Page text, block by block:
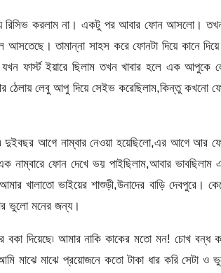
ভয়ে রিসিভ করলাম না। একটু পর আবার ফোন আসলো।
তামান্না সাহস করে ফোনটা দিয়ে কানে
ফার্স্ট ইয়ারে ছিলাম তখন খাবার হলে এক আপুকে
ঠেলায় লেবু আপু দিয়ে সেইভ করেছিলাম,কিন্তু কখনো
দুইবছর আগে নাম্বার নেওয়া হয়েছিলো,এর আগে আর
ফোন দেখে ভয় পাইছিলাম,আবার ভাবছিলাম
খালাতো ভাইয়ের শাশুড়ী,উনাদের বাড়ি দেবপুরে।
ভুলো মনের জন্য।
দিয়েছে৷ আমার নাকি কাকের মতো মন! চোখ বন্ধ
মাঝে মাঝে প্রয়োজনে কতো টাকা ধার করি সেটা ও